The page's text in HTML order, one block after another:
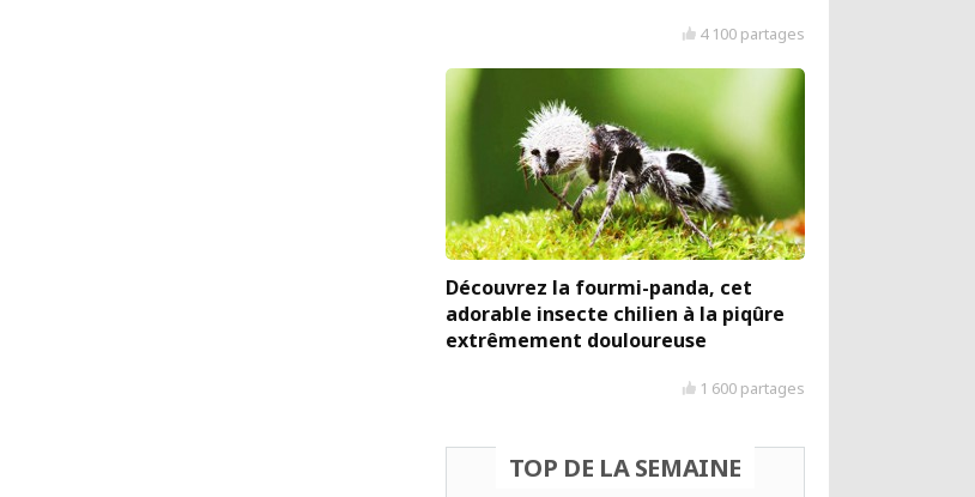
4 100 partages
Découvrez la fourmi-panda, cet
adorable insecte chilien à la piqûre
extrêmement douloureuse
1 600 partages
TOP DE LA SEMAINE